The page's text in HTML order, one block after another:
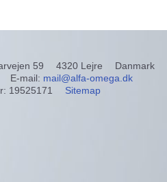
59 4320 Lejre
Danmark
E-mail: mail@alfa-omega.dk
: 19525171 Sitemap